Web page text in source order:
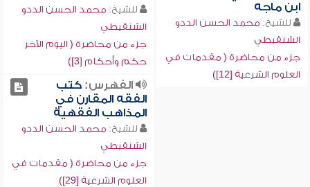
ابن ماجه
للشيخ: محمد الحسن الددو
الشنقيطي
جزء من محاضرة ( مقدمات في
العلوم الشرعية [12])
للشيخ: محمد الحسن الددو
الشنقيطي
جزء من محاضرة ( اليوم الآخر
حكم وأحكام [3])
الفهرس:كتب
الفقه المقارن في
المذاهب الفقهية
للشيخ: محمد الحسن الددو
الشنقيطي
جزء من محاضرة ( مقدمات في
العلوم الشرعية [29])